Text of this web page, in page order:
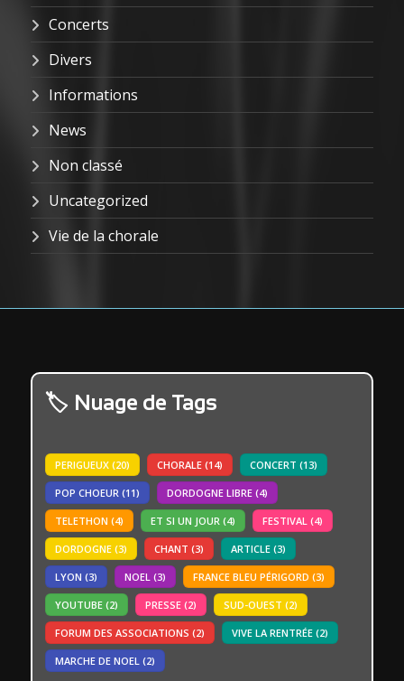
Concerts
Divers
Informations
News
Non classé
Uncategorized
Vie de la chorale
Nuage de Tags
PERIGUEUX (20) CHORALE (14) CONCERT (13)
POP CHOEUR (11) DORDOGNE LIBRE (4)
TELETHON (4) ET SI UN JOUR (4) FESTIVAL (4)
DORDOGNE (3) CHANT (3) ARTICLE (3)
LYON (3) NOEL (3) FRANCE BLEU PÉRIGORD (3)
YOUTUBE (2) PRESSE (2) SUD-OUEST (2)
FORUM DES ASSOCIATIONS (2) VIVE LA RENTRÉE (2)
MARCHE DE NOEL (2)